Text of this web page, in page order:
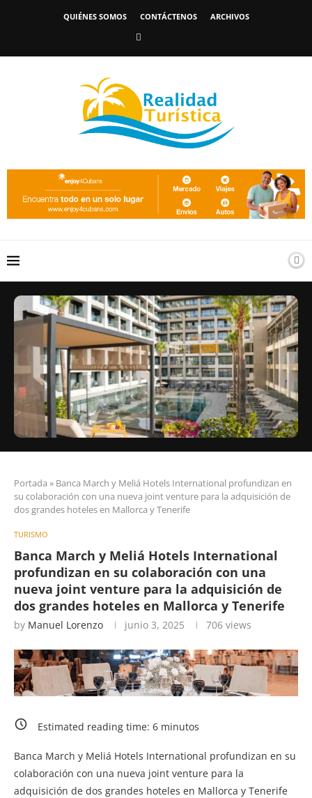
QUIÉNES SOMOS CONTÁCTENOS ARCHIVOS
Portada » Banca March y Meliá Hotels International profundizan en
su colaboración con una nueva joint venture para la adquisición de
dos grandes hoteles en Mallorca y Tenerife
TURISMO
Banca March y Meliá Hotels International
profundizan en su colaboración con una
nueva joint venture para la adquisición de
dos grandes hoteles en Mallorca y Tenerife
by Manuel Lorenzo junio 3, 2025 706 views
Estimated reading time: 6 minutos
Banca March y Meliá Hotels International profundizan en su
colaboración con una nueva joint venture para la
adquisición de dos grandes hoteles en Mallorca y Tenerife